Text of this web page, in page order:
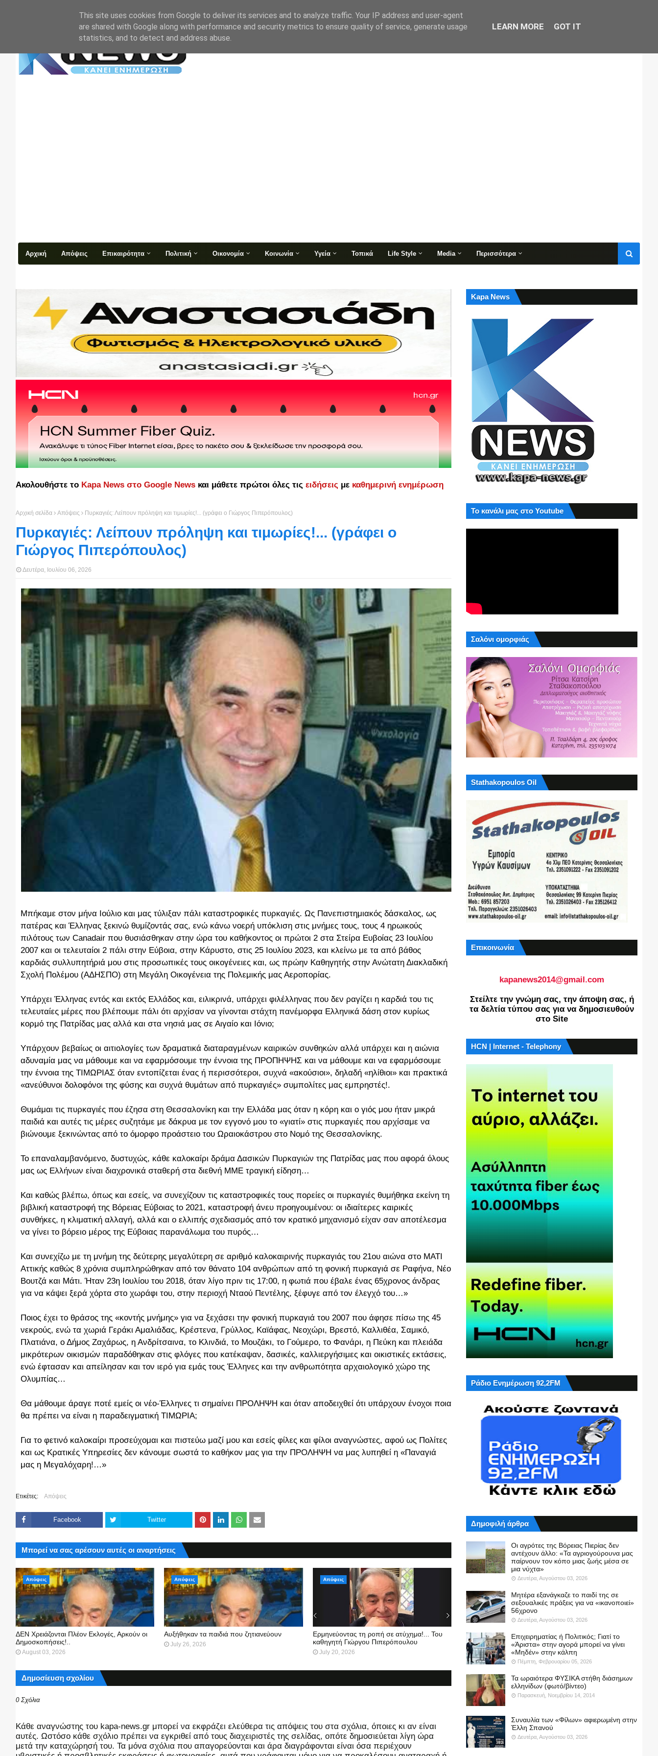
Αρχική Απόψεις Επικαιρότητα Πολιτική Οικονομία Κοινωνία Υγεία Τοπικά Life Style Media Περισσότερα
Ακολουθήστε το Kapa News στο Google News και μάθετε πρώτοι όλες τις ειδήσεις με καθημερινή ενημέρωση
Αρχική σελίδα Απόψεις Πυρκαγιές: Λείπουν πρόληψη και τιμωρίες!... (γράφει ο Γιώργος Πιπερόπουλος)
Πυρκαγιές: Λείπουν πρόληψη και τιμωρίες!... (γράφει ο
Γιώργος Πιπερόπουλος)
Δευτέρα, Ιουλίου 06, 2026
Μπήκαμε στον μήνα Ιούλιο και μας τύλιξαν πάλι καταστροφικές πυρκαγιές. Ως Πανεπιστημιακός δάσκαλος, ως
πατέρας και Έλληνας ξεκινώ θυμίζοντάς σας, ενώ κάνω νοερή υπόκλιση στις μνήμες τους, τους 4 ηρωικούς
πιλότους των Canadair που θυσιάσθηκαν στην ώρα του καθήκοντος οι πρώτοι 2 στα Στείρα Ευβοίας 23 Ιουλίου
2007 και οι τελευταίοι 2 πάλι στην Εύβοια, στην Κάρυστο, στις 25 Ιουλίου 2023, και κλείνω με τα από βάθος
καρδιάς συλλυπητήριά μου στις προσωπικές τους οικογένειες και, ως πρώην Καθηγητής στην Ανώτατη Διακλαδική
Σχολή Πολέμου (ΑΔΗΣΠΟ) στη Μεγάλη Οικογένεια της Πολεμικής μας Αεροπορίας.
Υπάρχει Έλληνας εντός και εκτός Ελλάδος και, ειλικρινά, υπάρχει φιλέλληνας που δεν ραγίζει η καρδιά του τις
τελευταίες μέρες που βλέπουμε πάλι ότι αρχίσαν να γίνονται στάχτη πανέμορφα Ελληνικά δάση στον κυρίως
κορμό της Πατρίδας μας αλλά και στα νησιά μας σε Αιγαίο και Ιόνιο;
Υπάρχουν βεβαίως οι αιτιολογίες των δραματικά διαταραγμένων καιρικών συνθηκών αλλά υπάρχει και η αιώνια
αδυναμία μας να μάθουμε και να εφαρμόσουμε την έννοια της ΠΡΟΠΗΨΗΣ και να μάθουμε και να εφαρμόσουμε
την έννοια της ΤΙΜΩΡΙΑΣ όταν εντοπίζεται ένας ή περισσότεροι, συχνά «ακούσιοι», δηλαδή «ηλίθιοι» και πρακτικά
«ανεύθυνοι δολοφόνοι της φύσης και συχνά θυμάτων από πυρκαγιές» συμπολίτες μας εμπρηστές!.
Θυμάμαι τις πυρκαγιές που έζησα στη Θεσσαλονίκη και την Ελλάδα μας όταν η κόρη και ο γιός μου ήταν μικρά
παιδιά και αυτές τις μέρες συζητάμε με δάκρυα με τον εγγονό μου το «γιατί» στις πυρκαγιές που αρχίσαμε να
βιώνουμε ξεκινώντας από το όμορφο προάστειο του Ωραιοκάστρου στο Νομό της Θεσσαλονίκης.
Το επαναλαμβανόμενο, δυστυχώς, κάθε καλοκαίρι δράμα Δασικών Πυρκαγιών της Πατρίδας μας που αφορά όλους
μας ως Ελλήνων είναι διαχρονικά σταθερή στα διεθνή ΜΜΕ τραγική είδηση…
Και καθώς βλέπω, όπως και εσείς, να συνεχίζουν τις καταστροφικές τους πορείες οι πυρκαγιές θυμήθηκα εκείνη τη
βιβλική καταστροφή της Βόρειας Εύβοιας to 2021, καταστροφή άνευ προηγουμένου: οι ιδιαίτερες καιρικές
συνθήκες, η κλιματική αλλαγή, αλλά και ο ελλιπής σχεδιασμός από τον κρατικό μηχανισμό είχαν σαν αποτέλεσμα
να γίνει το βόρειο μέρος της Εύβοιας παρανάλωμα του πυρός…
Και συνεχίζω με τη μνήμη της δεύτερης μεγαλύτερη σε αριθμό καλοκαιρινής πυρκαγιάς του 21ου αιώνα στο ΜΑΤΙ
Αττικής καθώς 8 χρόνια συμπληρώθηκαν από τον θάνατο 104 ανθρώπων από τη φονική πυρκαγιά σε Ραφήνα, Νέο
Βουτζά και Μάτι. Ήταν 23η Ιουλίου του 2018, όταν λίγο πριν τις 17:00, η φωτιά που έβαλε ένας 65χρονος άνδρας
για να κάψει ξερά χόρτα στο χωράφι του, στην περιοχή Νταού Πεντέλης, ξέφυγε από τον έλεγχό του…»
Ποιος έχει το θράσος της «κοντής μνήμης» για να ξεχάσει την φονική πυρκαγιά του 2007 που άφησε πίσω της 45
νεκρούς, ενώ τα χωριά Γεράκι Αμαλιάδας, Κρέστενα, Γρύλλος, Καϊάφας, Νεοχώρι, Βρεστό, Καλλιθέα, Σαμικό,
Πλατιάνα, ο Δήμος Ζαχάρως, η Ανδρίτσαινα, το Κλινδιά, το Μουζάκι, το Γούμερο, το Φανάρι, η Πεύκη και πλειάδα
μικρότερων οικισμών παραδόθηκαν στις φλόγες που κατέκαψαν, δασικές, καλλιεργήσιμες και οικιστικές εκτάσεις,
ενώ έφτασαν και απείλησαν και τον ιερό για εμάς τους Έλληνες και την ανθρωπότητα αρχαιολογικό χώρο της
Ολυμπίας…
Θα μάθουμε άραγε ποτέ εμείς οι νέο-Έλληνες τι σημαίνει ΠΡΟΛΗΨΗ και όταν αποδειχθεί ότι υπάρχουν ένοχοι ποια
θα πρέπει να είναι η παραδειγματική ΤΙΜΩΡΙΑ;
Για το φετινό καλοκαίρι προσεύχομαι και πιστεύω μαζί μου και εσείς φίλες και φίλοι αναγνώστες, αφού ως Πολίτες
και ως Κρατικές Υπηρεσίες δεν κάνουμε σωστά το καθήκον μας για την ΠΡΟΛΗΨΗ να μας λυπηθεί η «Παναγιά
μας η Μεγαλόχαρη!…»
Ετικέτες: Απόψεις
Facebook Twitter
Μπορεί να σας αρέσουν αυτές οι αναρτήσεις
Απόψεις
ΔΕΝ Χρειάζονται Πλέον Εκλογές, Αρκούν οι
Δημοσκοπήσεις!..
August 03, 2026
Απόψεις
Αυξήθηκαν τα παιδιά που ζητιανεύουν
July 26, 2026
Απόψεις
Ερμηνεύοντας τη ροπή σε ατύχημα!... Του
καθηγητή Γιώργου Πιπερόπουλου
July 20, 2026
Δημοσίευση σχολίου
0 Σχόλια
Kάθε αναγνώστης του kapa-news.gr μπορεί να εκφράζει ελεύθερα τις απόψεις του στα σχόλια, όποιες κι αν είναι
αυτές. Ωστόσο κάθε σχόλιο πρέπει να εγκριθεί από τους διαχειριστές της σελίδας, οπότε δημοσιεύεται λίγη ώρα
μετά την καταχώρησή του. Τα μόνα σχόλια που απαγορεύονται και άρα διαγράφονται είναι όσα περιέχουν
Kapa News
Το κανάλι μας στο Youtube
Σαλόνι ομορφιάς
Stathakopoulos Oil
Επικοινωνία
kapanews2014@gmail.com
Στείλτε την γνώμη σας, την άποψη σας, ή
τα δελτία τύπου σας για να δημοσιευθούν
στο Site
HCN | Internet - Telephony
Ράδιο Ενημέρωση 92,2FM
Δημοφιλή άρθρα
Οι αγρότες της Βόρειας Πιερίας δεν
αντέχουν άλλο: «Τα αγριογούρουνα μας
παίρνουν τον κόπο μιας ζωής μέσα σε
μια νύχτα»
Δευτέρα, Αυγούστου 03, 2026
Μητέρα εξανάγκαζε το παιδί της σε
σεξουαλικές πράξεις για να «ικανοποιεί»
56χρονο
Δευτέρα, Αυγούστου 03, 2026
Επιχειρηματίας ή Πολιτικός; Γιατί το
«Άριστα» στην αγορά μπορεί να γίνει
«Μηδέν» στην κάλπη
Πέμπτη, Φεβρουαρίου 05, 2026
Τα ωραιότερα ΦΥΣΙΚΑ στήθη διάσημων
ελληνίδων (φωτό/βίντεο)
Παρασκευή, Νοεμβρίου 14, 2014
Συναυλία των «Φίλων» αφιερωμένη στην
Έλλη Σπανού
Δευτέρα, Αυγούστου 03, 2026
This site uses cookies from Google to deliver its services and to analyze traffic. Your IP address and user-agent
are shared with Google along with performance and security metrics to ensure quality of service, generate usage
statistics, and to detect and address abuse.
LEARN MORE GOT IT